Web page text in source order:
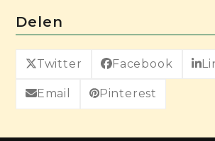
Delen
Twitter Facebook
Email Pinterest